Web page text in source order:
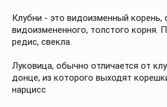
Клубни - это видоизменный корень,
видоизмененного, толстого корня.
редис, свекла.
Луковица, обычно отличается от
донце, из которого выходят
нарцисс